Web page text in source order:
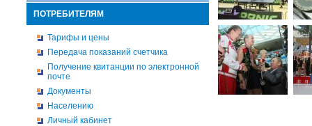
ПОТРЕБИТЕЛЯМ
Тарифы и цены
Передача показаний счетчика
Получение квитанции по электронной
почте
Документы
Населению
Личный кабинет